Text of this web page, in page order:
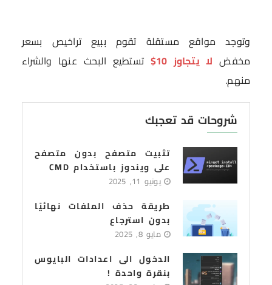
وتوجد مواقع مستقلة تقوم ببيع تراخيص بسعر
مخفض لا يتجاوز 10$
تستطيع البحث عنها والشراء
منهم.
شروحات قد تعجبك
تثبيت متصفح بدون متصفح
على ويندوز باستخدام CMD
يونيو 11, 2025
طريقة حذف الملفات نهائيًا
بدون استرجاع
مايو 8, 2025
الدخول الى اعدادات البايوس
بنقرة واحدة !